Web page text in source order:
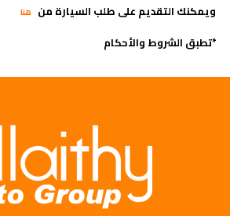
ويمكنك التقديم على طلب السيارة من هنا
*تطبق الشروط والأحكام